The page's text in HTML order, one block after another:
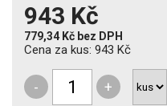
943 Kč
779,34 Kč bez DPH
Cena za kus: 943 Kč
- +